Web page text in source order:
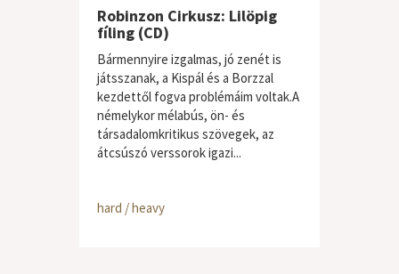
Robinzon Cirkusz: Lilöpig
fíling (CD)
Bármennyire izgalmas, jó zenét is
játsszanak, a Kispál és a Borzzal
kezdettől fogva problémáim voltak.A
némelykor mélabús, ön- és
társadalomkritikus szövegek, az
átcsúszó verssorok igazi...
hard / heavy